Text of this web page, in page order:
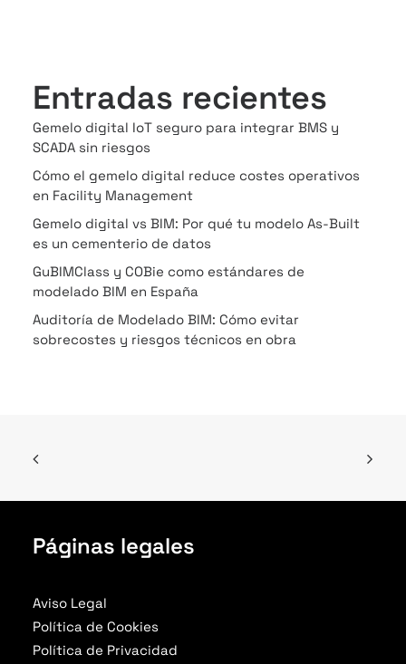
Entradas recientes
Gemelo digital IoT seguro para integrar BMS y
SCADA sin riesgos
Cómo el gemelo digital reduce costes operativos
en Facility Management
Gemelo digital vs BIM: Por qué tu modelo As-Built
es un cementerio de datos
GuBIMClass y COBie como estándares de
modelado BIM en España
Auditoría de Modelado BIM: Cómo evitar
sobrecostes y riesgos técnicos en obra
Páginas legales
Aviso Legal
Política de Cookies
Política de Privacidad